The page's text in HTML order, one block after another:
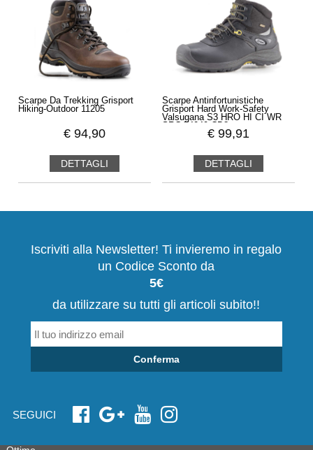
Scarpe Da Trekking Grisport
Hiking-Outdoor 11205
€ 94,90
DETTAGLI
Scarpe Antinfortunistiche
Grisport Hard Work-Safety
Valsugana S3 HRO HI CI WR
€ 99,91
DETTAGLI
Iscriviti alla Newsletter! Ti invieremo in regalo
un Codice Sconto da
5€
da utilizzare su tutti gli articoli subito!!
Conferma
SEGUICI